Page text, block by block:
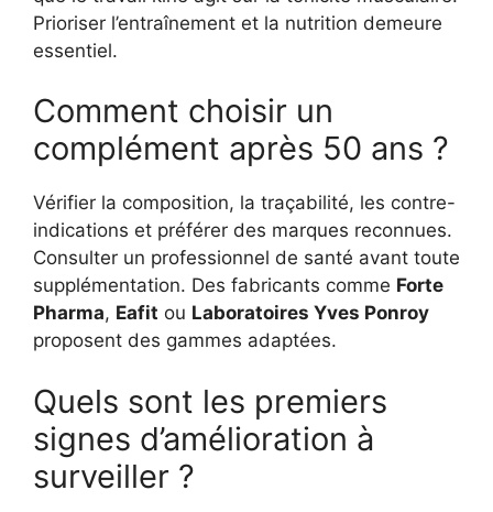
Prioriser l’entraînement et la nutrition demeure
essentiel.
Comment choisir un
complément après 50 ans ?
Vérifier la composition, la traçabilité, les contre-
indications et préférer des marques reconnues.
Consulter un professionnel de santé avant toute
supplémentation. Des fabricants comme Forte
Pharma, Eafit ou Laboratoires Yves Ponroy
proposent des gammes adaptées.
Quels sont les premiers
signes d’amélioration à
surveiller ?